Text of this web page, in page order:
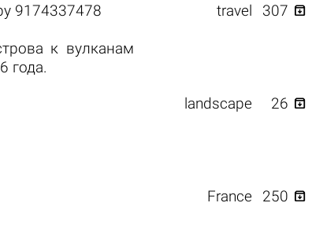
9174337478
к вулканам
года.
travel 307 
landscape 26 
France 250 